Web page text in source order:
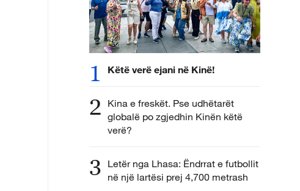
1 Këtë verë ejani në Kinë!
2 Kina e freskët. Pse udhëtarët
globalë po zgjedhin Kinën këtë
verë?
3 Letër nga Lhasa: Ëndrrat e futbollit
në një lartësi prej 4,700 metrash